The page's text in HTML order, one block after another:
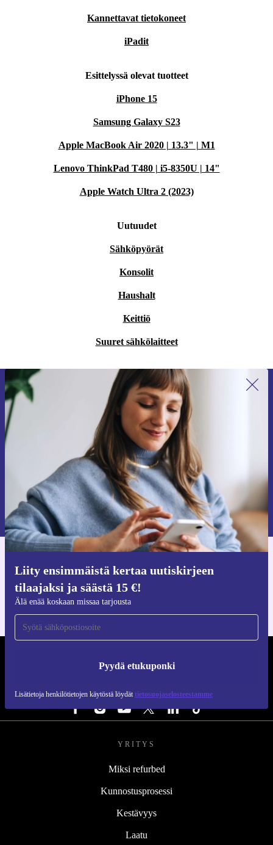
Kannettavat tietokoneet
iPadit
Esittelyssä olevat tuotteet
iPhone 15
Samsung Galaxy S23
Apple MacBook Air 2020 | 13.3" | M1
Lenovo ThinkPad T480 | i5-8350U | 14"
Apple Watch Ultra 2 (2023)
Uutuudet
Sähköpyörät
Konsolit
Haushalt
Keittiö
Suuret sähkölaitteet
Liity ensimmäistä kertaa uutiskirjeen
tilaajaksi ja säästä 15 €!
Älä enää koskaan missaa tarjousta
Pyydä etukuponki
Lisätietoja henkilötietojen käytöstä löydät tietosuojaselosteestamme
Liity ensimmäistä kertaa uutiskirjeen
tilaajaksi ja säästä 15 €!
Älä missaa enää yhtäkään tarjousta.
Pyydä etukuponki
Lisätietoja henkilötietojen käytöstä löydättietosuojaselosteestamme.
iOS:lle ja Androidille
YRITYS
Miksi refurbed
Kunnostusprosessi
Kestävyys
Laatu